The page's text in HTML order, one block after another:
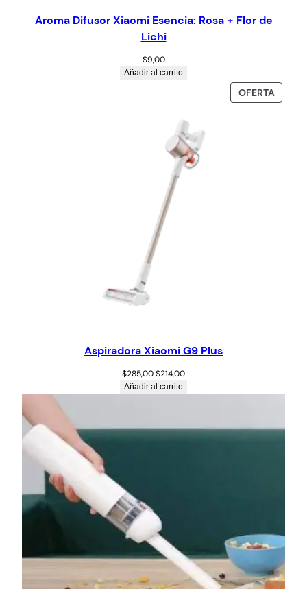
Aroma Difusor Xiaomi Esencia: Rosa + Flor de
Lichi
$9,00
Añadir al carrito
OFERTA
Aspiradora Xiaomi G9 Plus
$285,00$214,00
Añadir al carrito